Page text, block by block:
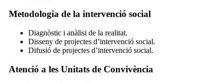
Metodologia de la intervenció social
Diagnòstic i anàlisi de la realitat.
Disseny de projectes d’intervenció social.
Difusió de projectes d’intervenció social.
Atenció a les Unitats de Convivència